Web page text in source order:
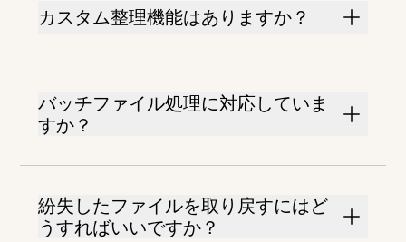
カスタム整理機能はありますか？
バッチファイル処理に対応していま
すか？
紛失したファイルを取り戻すにはど
うすればいいですか？